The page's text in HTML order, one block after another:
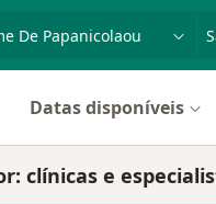
Datas disponíveis
clínicas e